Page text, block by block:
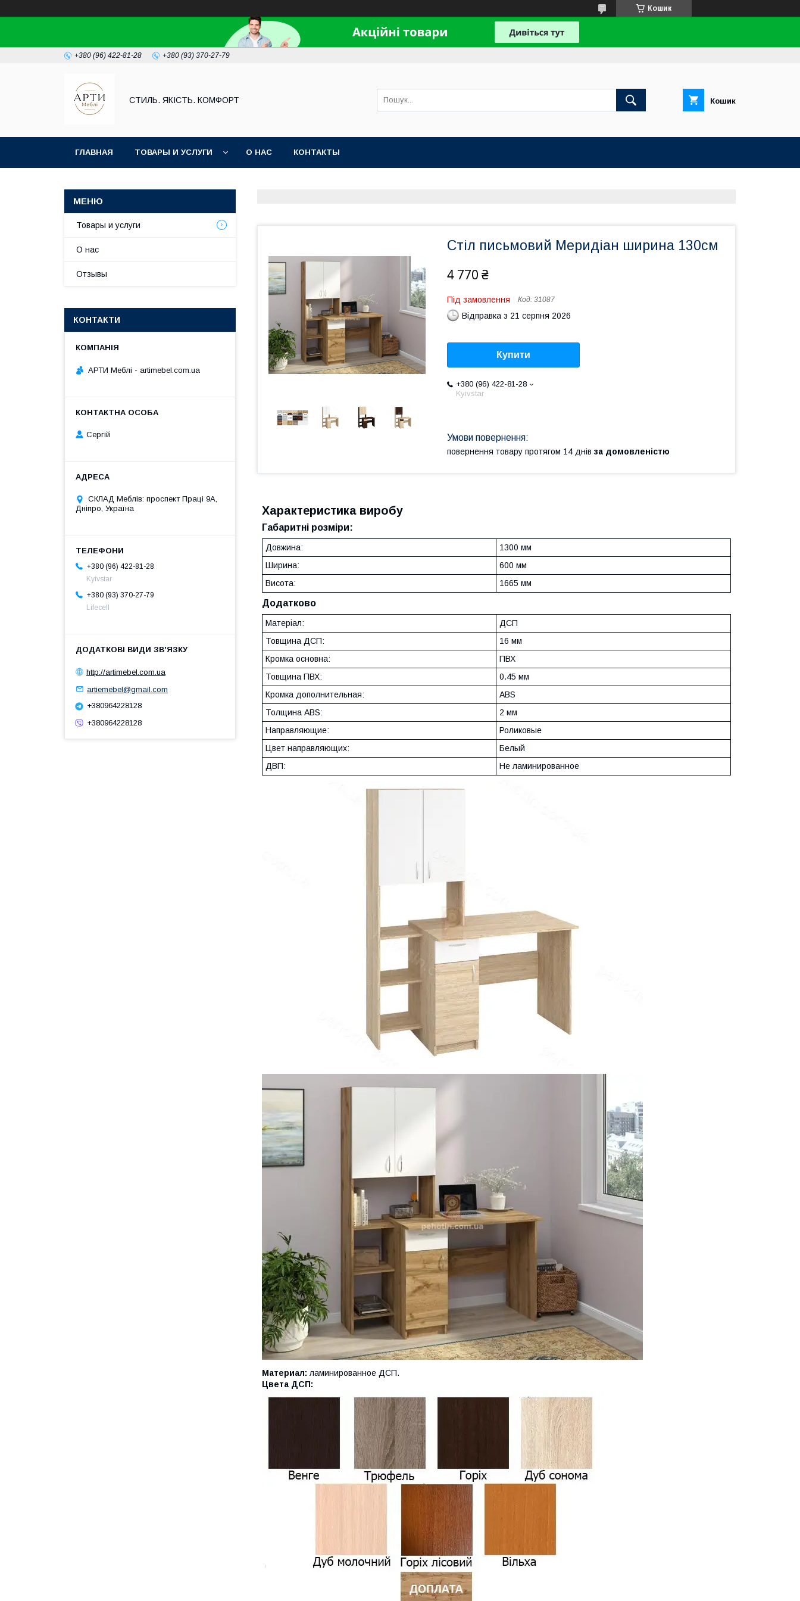
Кошик
+380 (96) 422-81-28 +380 (93) 370-27-79
СТИЛЬ. ЯКІСТЬ. КОМФОРТ Кошик
ГЛАВНАЯ ТОВАРЫ И УСЛУГИ О НАС КОНТАКТЫ
Стіл письмовий Меридіан ширина 130см
4 770 ₴
Під замовлення Код: 31087
Відправка з 21 серпня 2026
Купити
+380 (96) 422-81-28
Kyivstar
повернення товару протягом 14 днів за домовленістю
Характеристика виробу
Габаритні розміри:
Довжина:
1300 мм
Ширина:
600 мм
Висота:
1665 мм
Додатково
Матеріал:
ДСП
Товщина ДСП:
16 мм
Кромка основна:
ПВХ
Товщина ПВХ:
0.45 мм
Кромка дополнительная:
ABS
Толщина ABS:
2 мм
Направляющие:
Роликовые
Цвет направляющих:
Белый
ДВП:
Не ламинированное
Материал: ламинированное ДСП.
Цвета ДСП:
Товары и услуги
О нас
Отзывы
КОНТАКТИ
АРТИ Меблі - artimebel.com.ua
Сергій
СКЛАД Меблів: проспект Праці 9А,
Дніпро, Україна
+380 (96) 422-81-28
Kyivstar
+380 (93) 370-27-79
Lifecell
http://artimebel.com.ua
artiemebel@gmail.com
+380964228128
+380964228128